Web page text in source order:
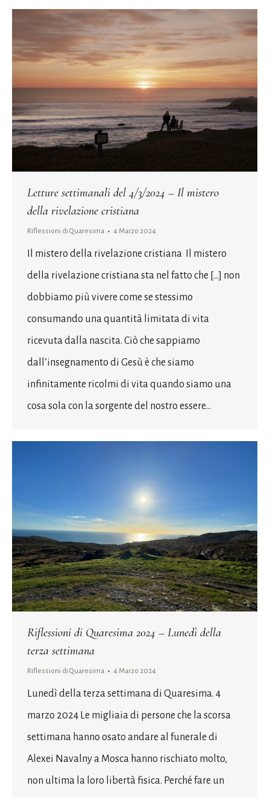
Letture settimanali del 4/3/2024 – Il mistero
della rivelazione cristiana
Riflessioni di Quaresima 4 Marzo 2024
Il mistero della rivelazione cristiana Il mistero
della rivelazione cristiana sta nel fatto che […] non
dobbiamo più vivere come se stessimo
consumando una quantità limitata di vita
ricevuta dalla nascita. Ciò che sappiamo
dall’insegnamento di Gesù è che siamo
infinitamente ricolmi di vita quando siamo una
cosa sola con la sorgente del nostro essere…
Riflessioni di Quaresima 2024 – Lunedì della
terza settimana
Riflessioni di Quaresima 4 Marzo 2024
Lunedì della terza settimana di Quaresima. 4
marzo 2024 Le migliaia di persone che la scorsa
settimana hanno osato andare al funerale di
Alexei Navalny a Mosca hanno rischiato molto,
non ultima la loro libertà fisica. Perché fare un